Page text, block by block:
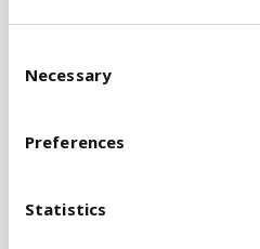
Necessary
Preferences
Statistics
vatten och sanitet, dålig
för liten bostadsyta är